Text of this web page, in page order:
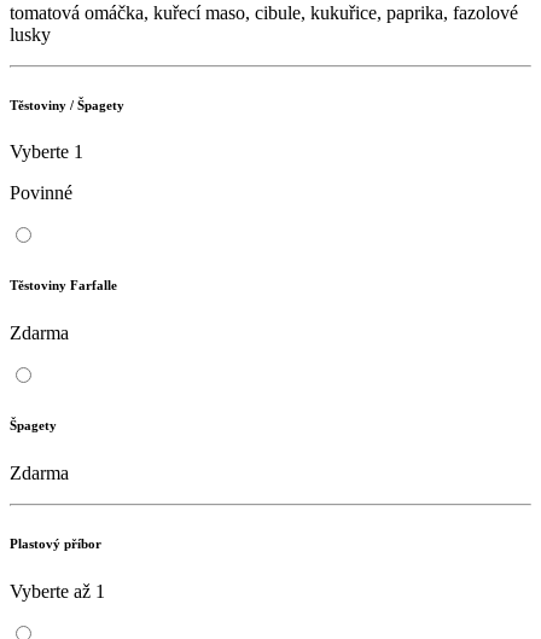
tomatová omáčka, kuřecí maso, cibule, kukuřice, paprika, fazolové
lusky
Těstoviny / Špagety
Vyberte 1
Povinné
Těstoviny Farfalle
Zdarma
Špagety
Zdarma
Plastový příbor
Vyberte až 1